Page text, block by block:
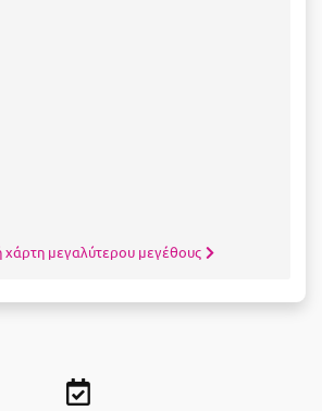
μεγαλύτερου μεγέθους